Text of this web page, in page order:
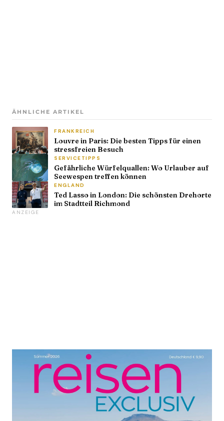
ÄHNLICHE ARTIKEL
FRANKREICH
Louvre in Paris: Die besten Tipps für einen
stressfreien Besuch
SERVICETIPPS
Gefährliche Würfelquallen: Wo Urlauber auf
Seewespen treffen können
ENGLAND
Ted Lasso in London: Die schönsten Drehorte
im Stadtteil Richmond
ANZEIGE